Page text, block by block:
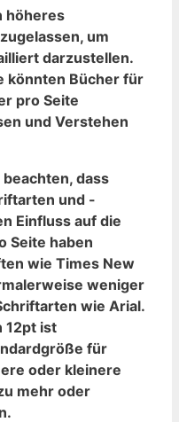
​höheres
um
darzustellen.
könnten⁤ Bücher für
pro⁢ Seite
und Verstehen
dass
und -
Einfluss auf die
Seite haben
wie Times New
weniger
wie Arial.‍
12pt ist
​für
oder kleinere
mehr oder